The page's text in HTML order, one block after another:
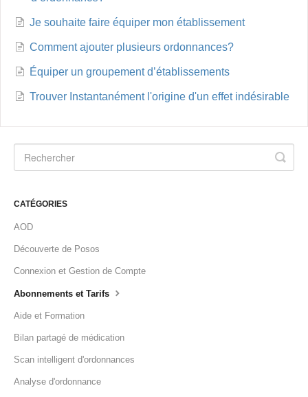
Je souhaite faire équiper mon établissement
Comment ajouter plusieurs ordonnances?
Équiper un groupement d’établissements
Trouver Instantanément l'origine d'un effet indésirable
CATÉGORIES
AOD
Découverte de Posos
Connexion et Gestion de Compte
Abonnements et Tarifs
Aide et Formation
Bilan partagé de médication
Scan intelligent d'ordonnances
Analyse d'ordonnance